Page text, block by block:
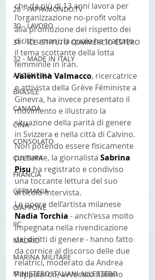
28 - PAPPAMONDO.TV
30 - LAVORO
31 - ICE ISTITUTO COMMERCIO ESTERO
32 - MADE IN ITALY
ARGENTINA
BRASILE
CANADA
CINA
CONSOLATO
CULTURA
FRANCIA
GERMANIA
GIAPPONE
IIC
MADRID
MARINA MILITARE
MINISTERO ITALIANI ALL'ESTERO
che da più di 13 anni lavora per
l’organizzazione no-profit volta
alla promozione del rispetto dei
diritti umani, la quale ha trattato
il tema scottante della lotta
femminile in Iran.
Valentina Valmacco, ricercatrice
e attivista della Grève Féministe a
Ginevra, ha invece presentato il
movimento e illustrato la
situazione della parità di genere
in Svizzera e nella città di Calvino.
Non potendo essere fisicamente
presente, la giornalista Sabrina
Pisu ha registrato e condiviso
una toccante lettura del suo
articolo-intervista.
Le opere dell’artista milanese
Nadia Torchia - anch’essa molto
impegnata nella rivendicazione
dei diritti di genere - hanno fatto
da cornice al discorso delle due
relatrici, moderato da Andrea
Pappalardo, avvocato italiano